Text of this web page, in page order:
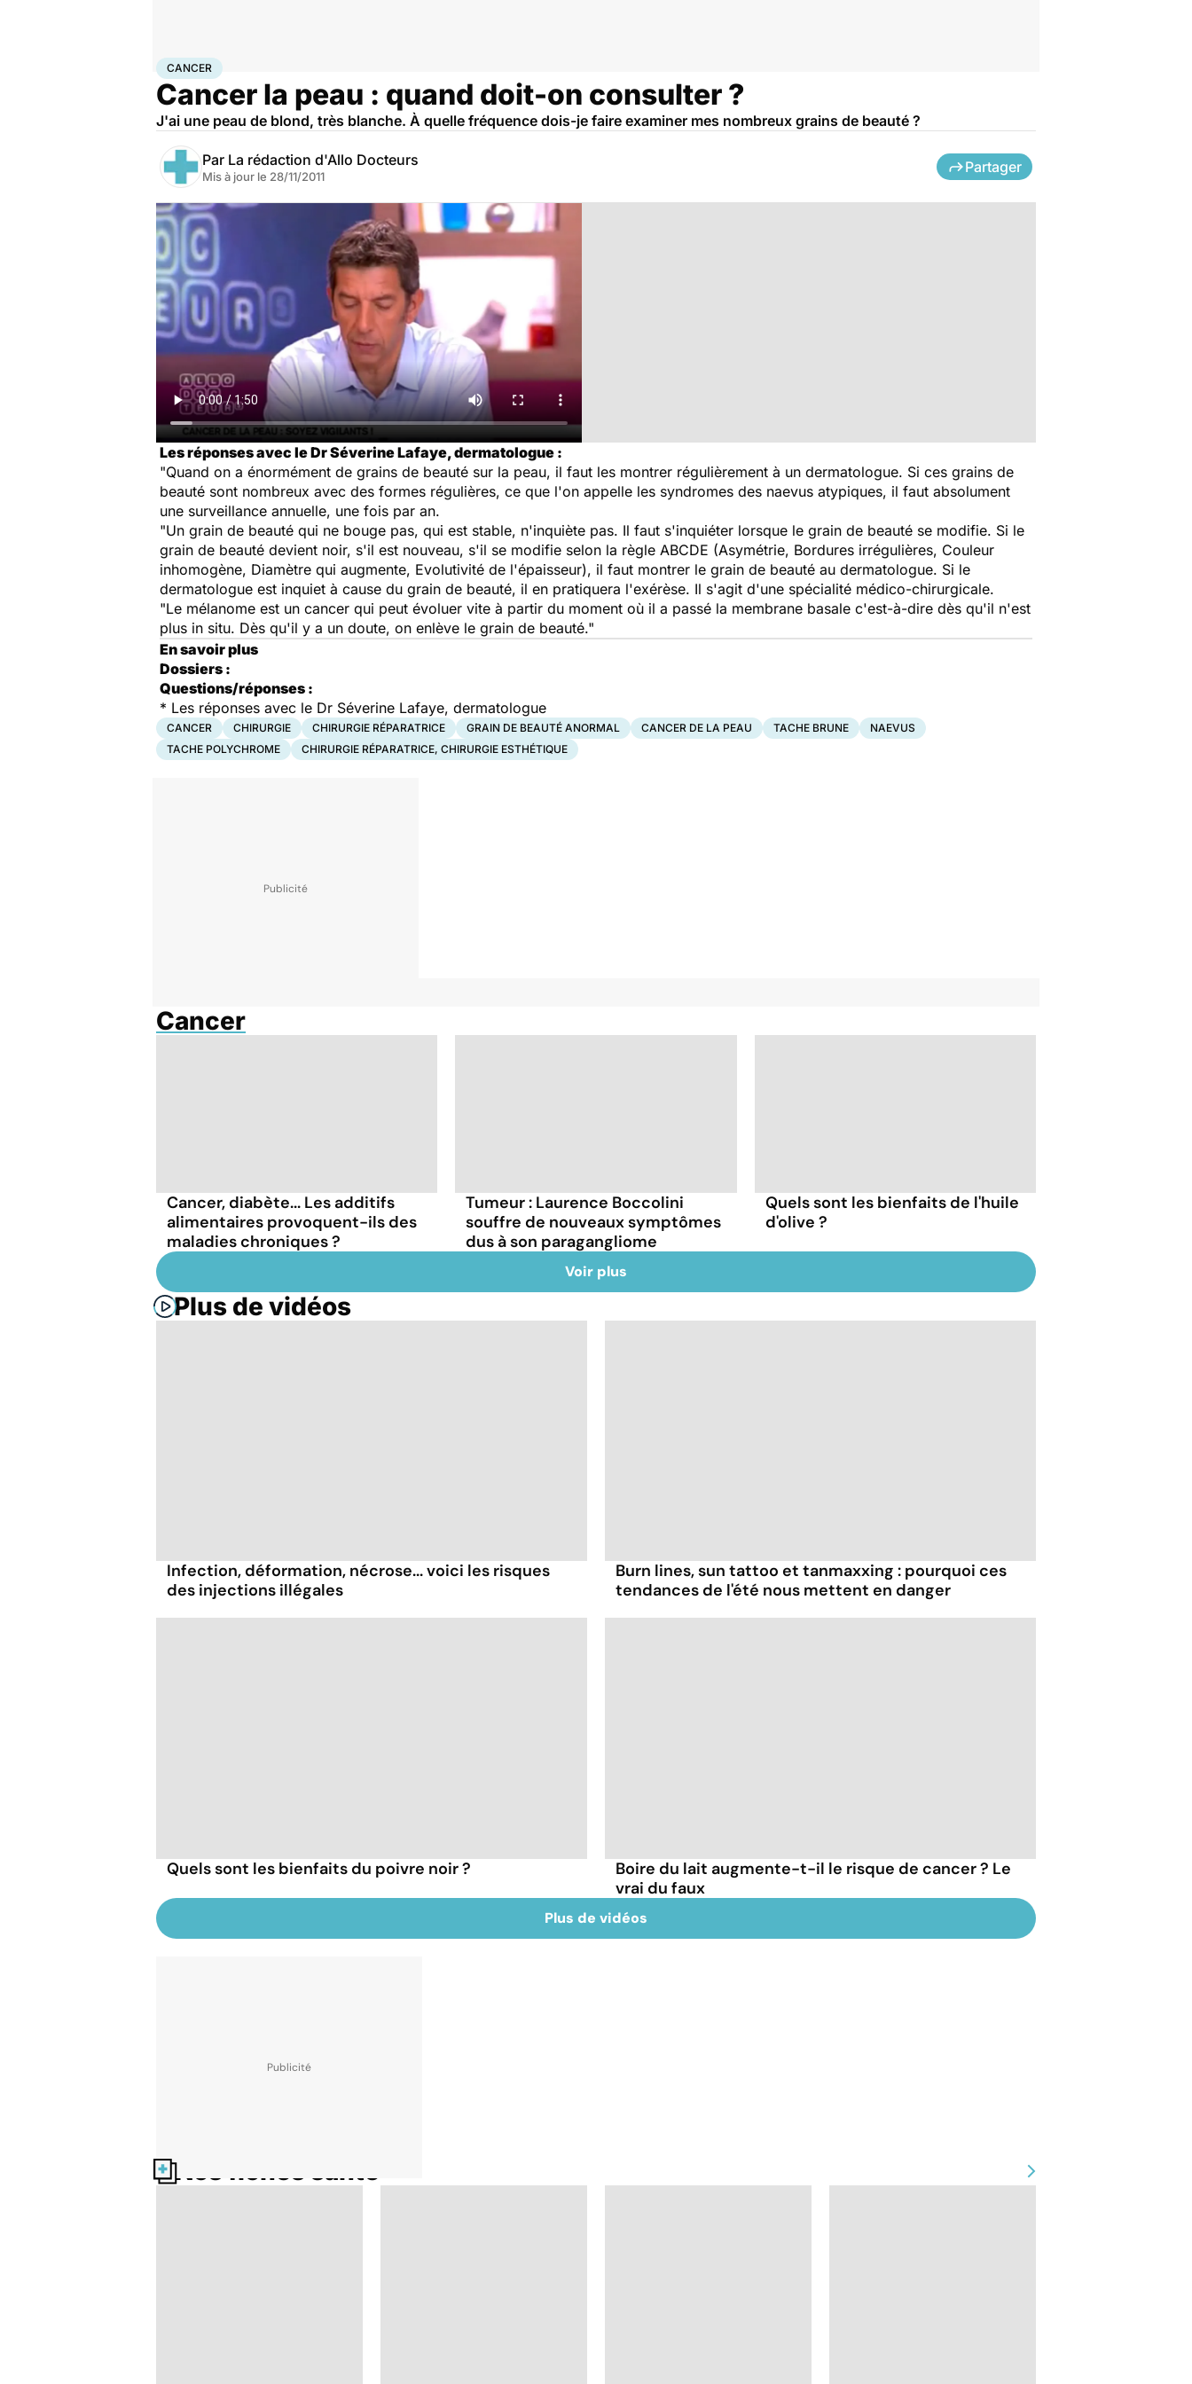
AccueilSanté
CANCER
Cancer la peau : quand doit-on consulter ?
J'ai une peau de blond, très blanche. À quelle fréquence dois-je faire examiner mes nombreux grains de beauté ?
Par La rédaction d'Allo Docteurs
Mis à jour le 28/11/2011
Partager
Les réponses avec le Dr Séverine Lafaye, dermatologue :
"Quand on a énormément de grains de beauté sur la peau, il faut les montrer régulièrement à un dermatologue. Si ces grains de
beauté sont nombreux avec des formes régulières, ce que l'on appelle les syndromes des naevus atypiques, il faut absolument
une surveillance annuelle, une fois par an.
"Un grain de beauté qui ne bouge pas, qui est stable, n'inquiète pas. Il faut s'inquiéter lorsque le grain de beauté se modifie. Si le
grain de beauté devient noir, s'il est nouveau, s'il se modifie selon la règle ABCDE (Asymétrie, Bordures irrégulières, Couleur
inhomogène, Diamètre qui augmente, Evolutivité de l'épaisseur), il faut montrer le grain de beauté au dermatologue. Si le
dermatologue est inquiet à cause du grain de beauté, il en pratiquera l'exérèse. Il s'agit d'une spécialité médico-chirurgicale.
"Le mélanome est un cancer qui peut évoluer vite à partir du moment où il a passé la membrane basale c'est-à-dire dès qu'il n'est
plus in situ. Dès qu'il y a un doute, on enlève le grain de beauté."
En savoir plus
Dossiers :
Questions/réponses :
* Les réponses avec le Dr Séverine Lafaye, dermatologue
CANCER CHIRURGIE CHIRURGIE RÉPARATRICE GRAIN DE BEAUTÉ ANORMAL CANCER DE LA PEAU TACHE BRUNE
NAEVUS
TACHE POLYCHROME
CHIRURGIE RÉPARATRICE, CHIRURGIE ESTHÉTIQUE
Cancer
Cancer, diabète... Les additifs
alimentaires provoquent-ils des
maladies chroniques ?
Tumeur : Laurence Boccolini
souffre de nouveaux symptômes
dus à son paragangliome
Quels sont les bienfaits de l'huile
d'olive ?
Voir plus
Plus de vidéos
Infection, déformation, nécrose... voici les risques
des injections illégales
Burn lines, sun tattoo et tanmaxxing : pourquoi ces
tendances de l'été nous mettent en danger
Quels sont les bienfaits du poivre noir ?
Boire du lait augmente-t-il le risque de cancer ? Le
vrai du faux
Plus de vidéos
Nos fiches santé